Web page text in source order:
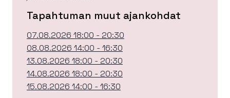
Tapahtuman muut ajankohdat
07.08.2026 18:00 - 20:30
08.08.2026 14:00 - 16:30
13.08.2026 18:00 - 20:30
14.08.2026 18:00 - 20:30
15.08.2026 14:00 - 16:30